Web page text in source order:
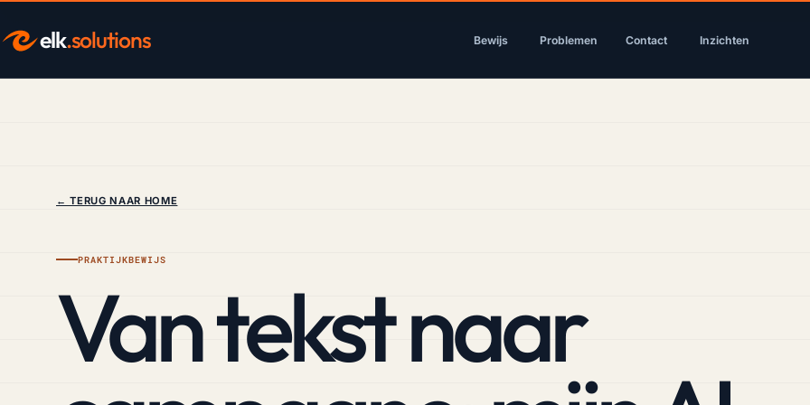
elk.solutions Bewijs Problemen Contact Inzichten
← TERUG NAAR HOME
PRAKTIJKBEWIJS
Van tekst naar